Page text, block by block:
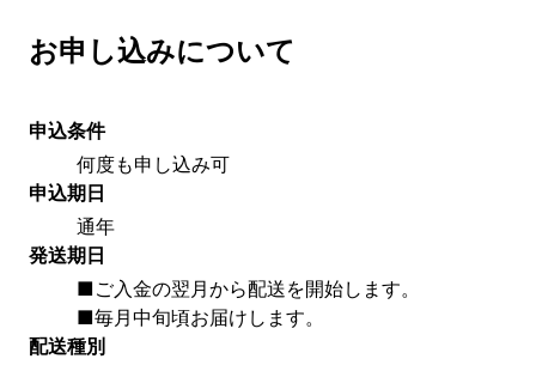
お申し込みについて
申込条件
何度も申し込み可
申込期日
通年
発送期日
■ご入金の翌月から配送を開始します。
■毎月中旬頃お届けします。
配送種別